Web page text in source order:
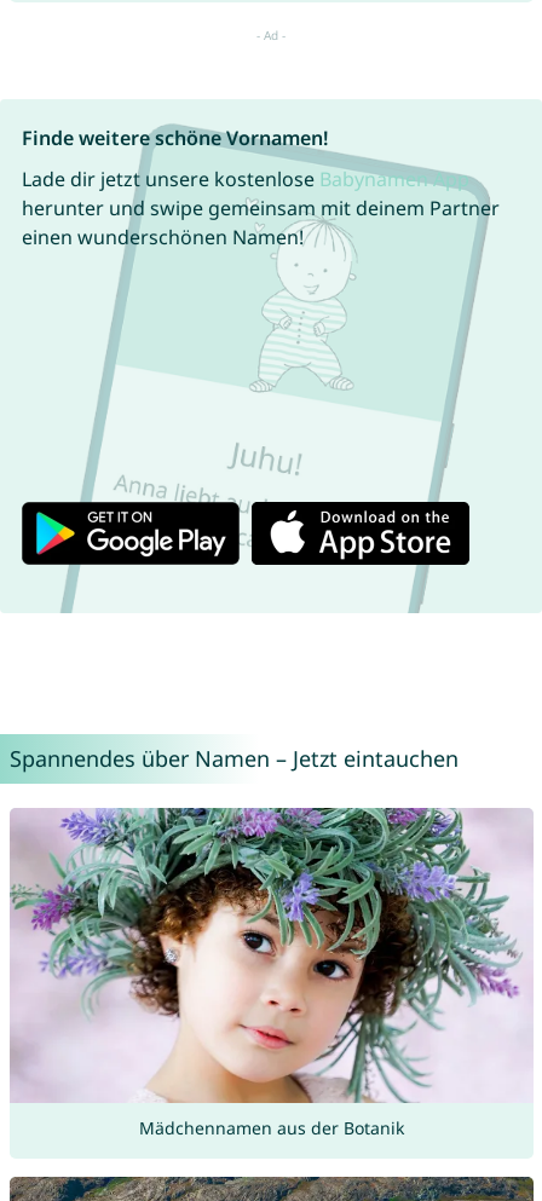
Finde weitere schöne Vornamen!
Lade dir jetzt unsere kostenlose Babynamen App
herunter und swipe gemeinsam mit deinem Partner
einen wunderschönen Namen!
Spannendes über Namen – Jetzt eintauchen
Mädchennamen aus der Botanik